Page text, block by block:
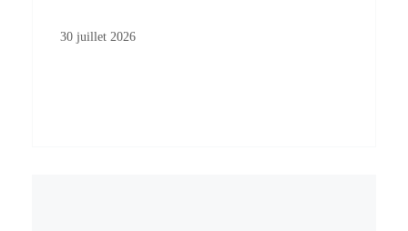
30 juillet 2026